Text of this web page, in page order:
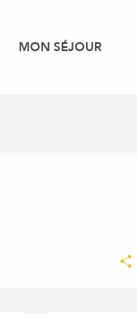
MON SÉJOUR